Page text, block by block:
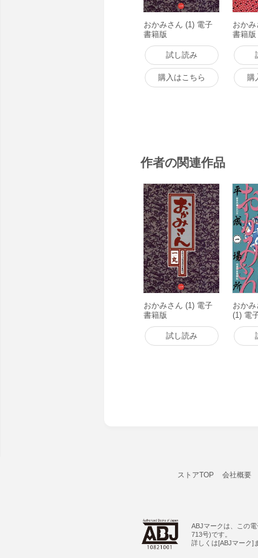
おかみさん (1) 電子
書籍版
試し読み
購入はこちら
おか
書籍版
購
作者の関連作品
おかみさん (1) 電子
書籍版
試し読み
おか
(1) 電
ストアTOP 会社概要
ABJマークは、この
713号)です。
詳しくは[ABJマーク]